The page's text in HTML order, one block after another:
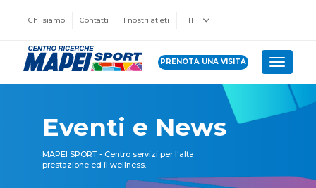
Chi siamo Contatti I nostri atleti IT
PRENOTA UNA VISITA Toggle
Eventi e News
MAPEI SPORT - Centro servizi per l'alta
prestazione ed il wellness.